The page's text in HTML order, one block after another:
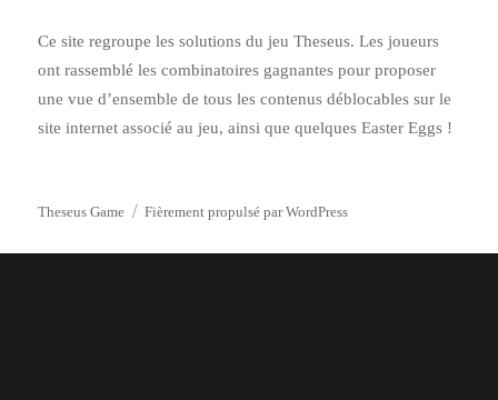
Ce site regroupe les solutions du jeu Theseus. Les joueurs
ont rassemblé les combinatoires gagnantes pour proposer
une vue d’ensemble de tous les contenus déblocables sur le
site internet associé au jeu, ainsi que quelques Easter Eggs !
Theseus Game Fièrement propulsé par WordPress